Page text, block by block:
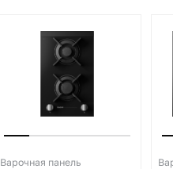
Варочная панель